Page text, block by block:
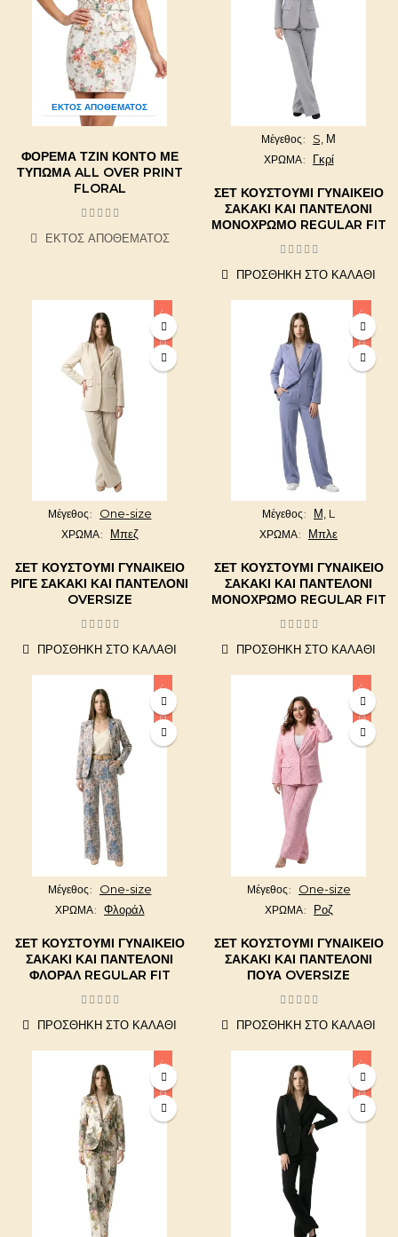
ΕΚΤΌΣ ΑΠΟΘΈΜΑΤΟΣ
ΦΌΡΕΜΑ ΤΖΙΝ ΚΟΝΤΌ ΜΕ
ΤΎΠΩΜΑ ALL OVER PRINT
FLORAL
ΕΚΤΌΣ ΑΠΟΘΈΜΑΤΟΣ
Μέγεθος S, Μ
ΧΡΩΜΑ Γκρί
ΣΕΤ ΚΟΥΣΤΟΎΜΙ ΓΥΝΑΙΚΕΊΟ
ΣΑΚΆΚΙ ΚΑΙ ΠΑΝΤΕΛΌΝΙ
ΜΟΝΌΧΡΩΜΟ REGULAR FIT
ΠΡΟΣΘΉΚΗ ΣΤΟ ΚΑΛΆΘΙ
-20,00 €
Μέγεθος One-size
ΧΡΩΜΑ Μπεζ
ΣΕΤ ΚΟΥΣΤΟΎΜΙ ΓΥΝΑΙΚΕΊΟ
ΡΙΓΈ ΣΑΚΆΚΙ ΚΑΙ ΠΑΝΤΕΛΌΝΙ
OVERSIZE
ΠΡΟΣΘΉΚΗ ΣΤΟ ΚΑΛΆΘΙ
-20,00 €
Μέγεθος Μ, L
ΧΡΩΜΑ Μπλε
ΣΕΤ ΚΟΥΣΤΟΎΜΙ ΓΥΝΑΙΚΕΊΟ
ΣΑΚΆΚΙ ΚΑΙ ΠΑΝΤΕΛΌΝΙ
ΜΟΝΌΧΡΩΜΟ REGULAR FIT
ΠΡΟΣΘΉΚΗ ΣΤΟ ΚΑΛΆΘΙ
-20,00 €
Μέγεθος One-size
ΧΡΩΜΑ Φλοράλ
ΣΕΤ ΚΟΥΣΤΟΎΜΙ ΓΥΝΑΙΚΕΊΟ
ΣΑΚΆΚΙ ΚΑΙ ΠΑΝΤΕΛΌΝΙ
ΦΛΟΡΆΛ REGULAR FIT
ΠΡΟΣΘΉΚΗ ΣΤΟ ΚΑΛΆΘΙ
-20,00 €
Μέγεθος One-size
ΧΡΩΜΑ Ροζ
ΣΕΤ ΚΟΥΣΤΟΎΜΙ ΓΥΝΑΙΚΕΊΟ
ΣΑΚΆΚΙ ΚΑΙ ΠΑΝΤΕΛΌΝΙ
ΠΟΥΆ OVERSIZE
ΠΡΟΣΘΉΚΗ ΣΤΟ ΚΑΛΆΘΙ
-20,00 € -20,00 €